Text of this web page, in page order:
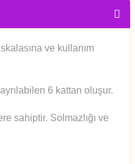
ve kullanım
6 kattan oluşur.
sahiptir. Solmazlığı ve